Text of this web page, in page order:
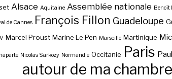
Alsace Aquitaine Assemblée nationale Benoît
de Cannes François Fillon Guadeloupe
Marcel Proust Marine Le Pen Marseille Martinique
Nicolas Sarkozy Normandie Occitanie Paris
autour de ma chambre